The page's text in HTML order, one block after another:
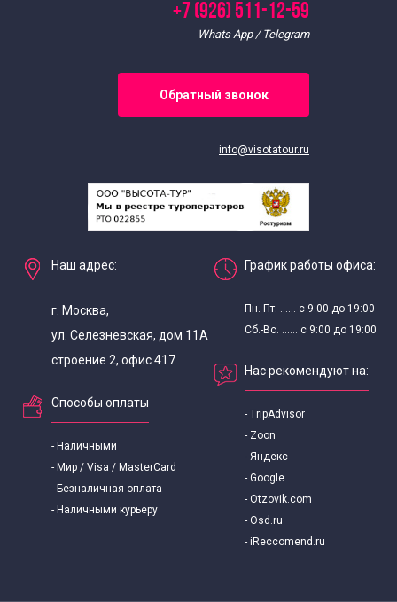
+7 (926) 511-12-59
Whats App / Telegram
Обратный звонок
info@visotatour.ru
Наш адрес:
г. Москва,
ул. Селезневская, дом 11А
строение 2, офис 417
Способы оплаты
- Наличными
- Мир / Visa / MasterCard
- Безналичная оплата
- Наличными курьеру
График работы офиса:
Пн.-Пт. ...... с 9:00 до 19:00
Сб.-Вс. ...... с 9:00 до 19:00
Нас рекомендуют на:
- TripAdvisor
- Zoon
- Яндекс
- Google
- Otzovik.com
- Osd.ru
- iReccomend.ru